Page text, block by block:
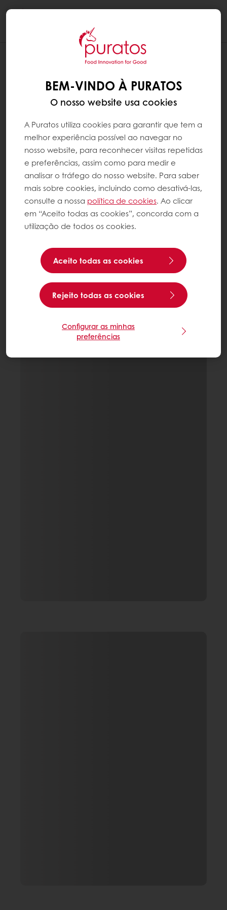
BEM-VINDO À PURATOS
O nosso website usa cookies
A Puratos utiliza cookies para garantir que tem a
melhor experiência possível ao navegar no
nosso website, para reconhecer visitas repetidas
e preferências, assim como para medir e
analisar o tráfego do nosso website. Para saber
mais sobre cookies, incluindo como desativá-las,
consulte a nossa política de cookies. Ao clicar
em “Aceito todas as cookies”, concorda com a
utilização de todos os cookies.
Aceito todas as cookies
Rejeito todas as cookies
Configurar as minhas
preferências